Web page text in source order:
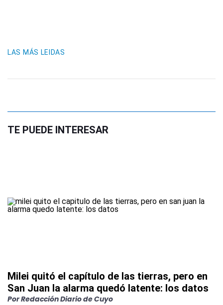
LAS MÁS LEIDAS
TE PUEDE INTERESAR
Milei quitó el capítulo de las tierras, pero en
San Juan la alarma quedó latente: los datos
PorRedacción Diario de Cuyo